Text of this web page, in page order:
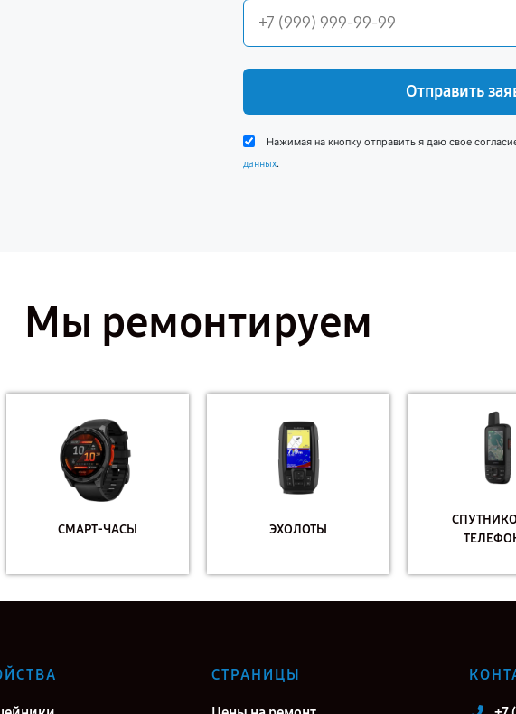
Отправить
Нажимая на кнопку отправить я даю свое
данных.
Мы ремонтируем
СМАРТ-ЧАСЫ ЭХОЛОТЫ
СТРАНИЦЫ